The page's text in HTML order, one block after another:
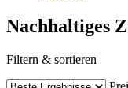
Nachhaltiges
Filtern & sortieren